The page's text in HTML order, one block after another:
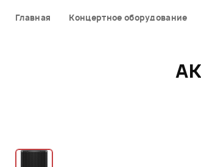
Главная Концертное оборудование